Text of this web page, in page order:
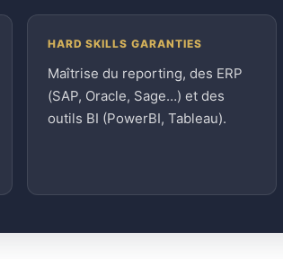
HARD SKILLS GARANTIES
Maîtrise du reporting, des ERP
(SAP, Oracle, Sage…) et des
outils BI (PowerBI, Tableau).